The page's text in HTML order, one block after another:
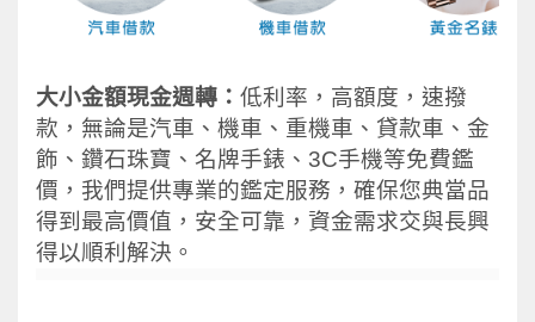
大小金額現金週轉： 低利率，高額度，速撥
款，無論是汽車、機車、重機車、貸款車、金
飾、鑽石珠寶、名牌手錶、3C手機等免費鑑
價，我們提供專業的鑑定服務，確保您典當品
得到最高價值，安全可靠，資金需求交與長興
得以順利解決。